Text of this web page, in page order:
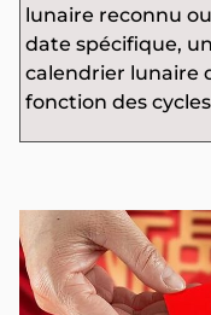
lunaire reconnu
date spécifique,
calendrier lunaire
fonction des